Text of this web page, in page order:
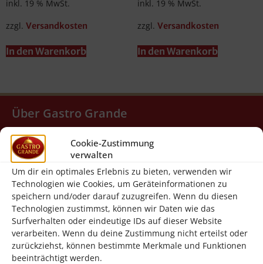
Cookie-Zustimmung
verwalten
Um dir ein optimales Erlebnis zu bieten, verwenden wir
Technologien wie Cookies, um Geräteinformationen zu
speichern und/oder darauf zuzugreifen. Wenn du diesen
Technologien zustimmst, können wir Daten wie das
Surfverhalten oder eindeutige IDs auf dieser Website
verarbeiten. Wenn du deine Zustimmung nicht erteilst oder
zurückziehst, können bestimmte Merkmale und Funktionen
beeinträchtigt werden.
inkl. 19 % MwSt.
zzgl. Versandkosten
In den Warenkorb
inkl. 19 % MwSt.
zzgl. Versandkosten
In den Warenkorb
Über Gastro Grande
Gastro-Grande Von-Galen-Str. 17
46399 Bocholt
info@gastro-grande.de
02871-2421100
Gastro-Grande (Ebay Shop)
Facebook Seite